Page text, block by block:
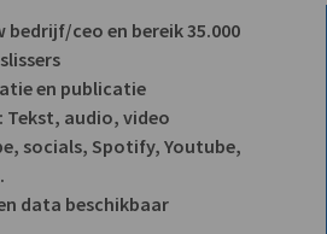
ceo en bereik 35.000
en publicatie
audio, video
socials, Spotify, Youtube,
data beschikbaar